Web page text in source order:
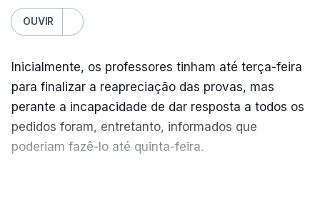
OUVIR
Inicialmente, os professores tinham até terça-feira
para finalizar a reapreciação das provas, mas
perante a incapacidade de dar resposta a todos os
pedidos foram, entretanto, informados que
poderiam fazê-lo até quinta-feira.